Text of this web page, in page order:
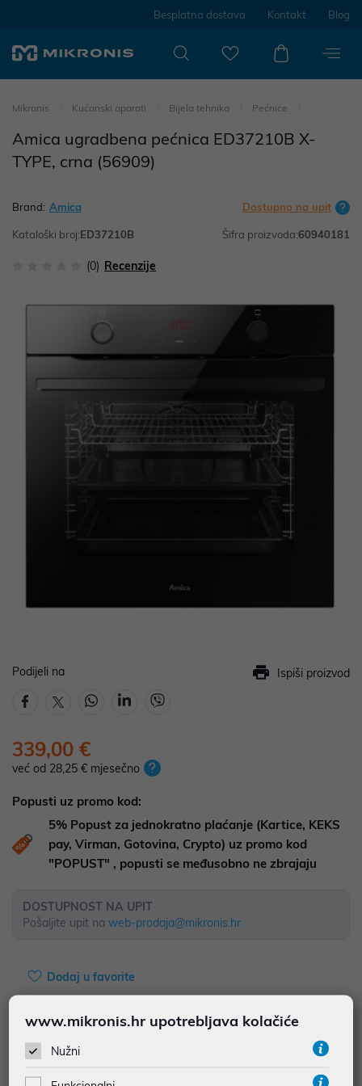
Besplatna dostava Kontakt Blog
Mikronis Kućanski aparati Bijela tehnika Pećnice
Amica ugradbena pećnica ED37210B X-
TYPE, crna (56909)
Brand: Amica Dostupno na upit
Kataloški broj:ED37210B Šifra proizvoda:60940181
(0) Recenzije
Podijeli na Ispiši proizvod
339,00 €
već od 28,25 € mjesečno
Popusti uz promo kod:
5% Popust za jednokratno plaćanje (Kartice, KEKS
pay, Virman, Gotovina, Crypto) uz promo kod
"POPUST" , popusti se međusobno ne zbrajaju
DOSTUPNOST NA UPIT
Pošaljite upit na web-prodaja@mikronis.hr
Dodaj u favorite
najam za pravne osobe od 12 do 36 mj. već od
Vidi detalje
www.mikronis.hr upotrebljava kolačiće
Nužni